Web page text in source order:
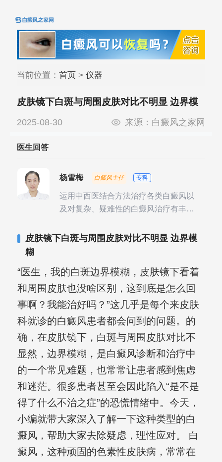
当前位置： 首页> 仪器
皮肤镜下白斑与周围皮肤对比不明显 边界模
糊
2025-08-30 来源： 白癜风之家网
医生回答
杨雪梅 白癜风主任 专科
运用中西医结合方法治疗各类白癜风以
及对复杂、疑难性的白癜风治疗有丰富
合巩固用药的调理，并对白癜风患者的
皮肤镜下白斑与周围皮肤对比不明显 边界模
糊
“医生，我的白斑边界模糊，皮肤镜下看着
和周围皮肤也没啥区别，这到底是怎么回
事啊？我能治好吗？”这几乎是每个来皮肤
科就诊的白癜风患者都会问到的问题。的
确，在皮肤镜下，白斑与周围皮肤对比不
显然，边界模糊，是白癜风诊断和治疗中
的一个常见难题，也常常让患者感到焦虑
和迷茫。很多患者甚至会因此陷入“是不是
得了什么不治之症”的恐慌情绪中。今天，
小编就带大家深入了解一下这种类型的白
癜风，帮助大家去除疑虑，理性应对。 白
癜风，这种顽固的色素性皮肤病，常常在